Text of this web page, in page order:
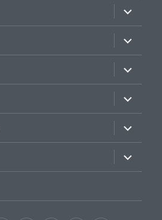
Zobrazit
položky
Zobrazit
položky
Zobrazit
položky
Zobrazit
položky
Zobrazit
položky
Zobrazit
položky